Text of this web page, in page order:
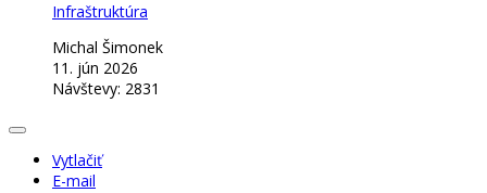
Infraštruktúra
Michal Šimonek
11. jún 2026
Návštevy: 2831
Vytlačiť
E-mail